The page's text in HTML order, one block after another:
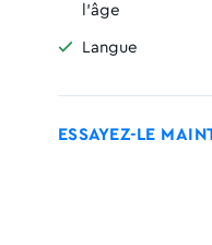
l'âge
 Langue
ESSAYEZ-LE